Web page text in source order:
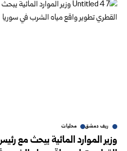
ريف دمشق محليات
وزير الموارد المائية يبحث مع